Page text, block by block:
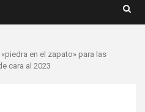
en el zapato» para las
cara al 2023